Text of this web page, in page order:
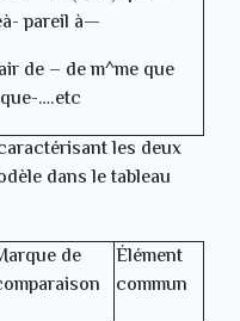
pareil à—
de – de m^me que
….etc
les deux
dans le tableau
de
Élément
commun